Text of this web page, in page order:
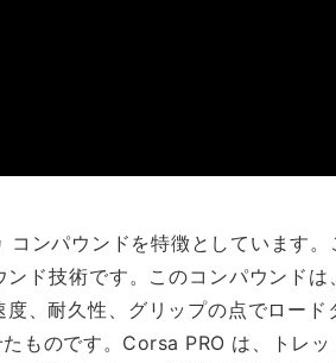
ンパウンドを特徴としています
ンド技術です。このコンパウンド
、耐久性、グリップの点でロー
ものです。Corsa PRO は、トレ